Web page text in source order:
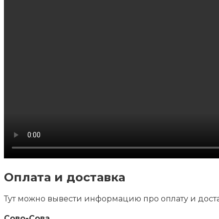
Оплата и доставка
Тут можно вывести информацию про оплату и